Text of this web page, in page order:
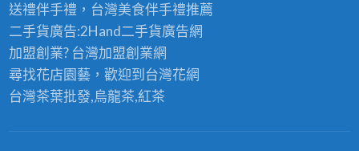
送禮伴手禮，台灣美食伴手禮推薦
二手貨廣告:2Hand二手貨廣告網
加盟創業? 台灣加盟創業網
尋找花店園藝，歡迎到 台灣花網
台灣茶葉批發,烏龍茶,紅茶